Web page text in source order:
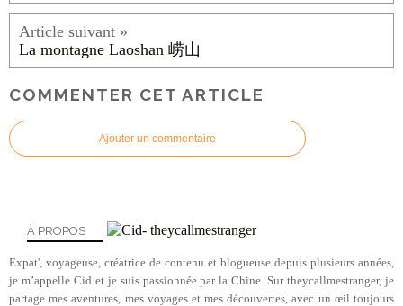
La montagne Laoshan 崂山
COMMENTER CET ARTICLE
Ajouter un commentaire
À PROPOS
Expat', voyageuse, créatrice de contenu et blogueuse depuis plusieurs années,
je m’appelle Cid et je suis passionnée par la Chine. Sur theycallmestranger, je
partage mes aventures, mes voyages et mes découvertes, avec un œil toujours